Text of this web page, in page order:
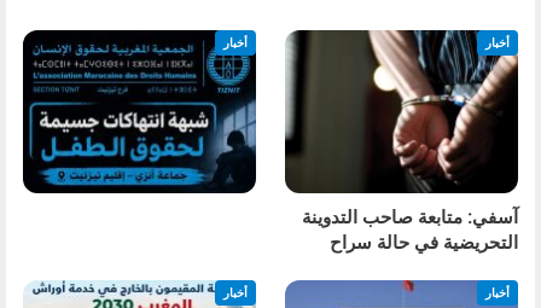
أخبار
آسفي: متابعة صاحب التدوينة
التحريضية في حالة سراح
أخبار
أخبار أخبار